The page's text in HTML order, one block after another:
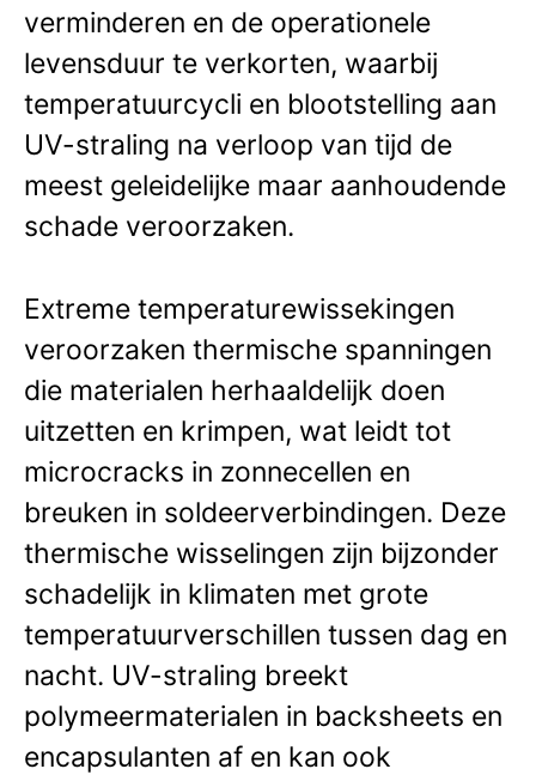
verminderen en de operationele
levensduur te verkorten, waarbij
temperatuurcycli en blootstelling aan
UV-straling na verloop van tijd de
meest geleidelijke maar aanhoudende
schade veroorzaken.
Extreme temperaturewissekingen
veroorzaken thermische spanningen
die materialen herhaaldelijk doen
uitzetten en krimpen, wat leidt tot
microcracks in zonnecellen en
breuken in soldeerverbindingen. Deze
thermische wisselingen zijn bijzonder
schadelijk in klimaten met grote
temperatuurverschillen tussen dag en
nacht. UV-straling breekt
polymeermaterialen in backsheets en
encapsulanten af en kan ook